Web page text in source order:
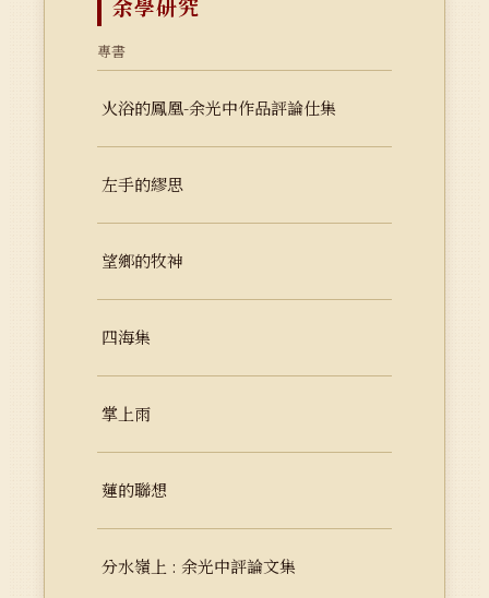
余學研究
專書
火浴的鳳凰-余光中作品評論仕集
左手的繆思
望鄉的牧神
四海集
掌上雨
蓮的聯想
分水嶺上 : 余光中評論文集